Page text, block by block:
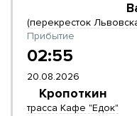
(перекресток
Прибытие
02:55
20.08.2026
Кропоткин
трасса Кафе "Едок"